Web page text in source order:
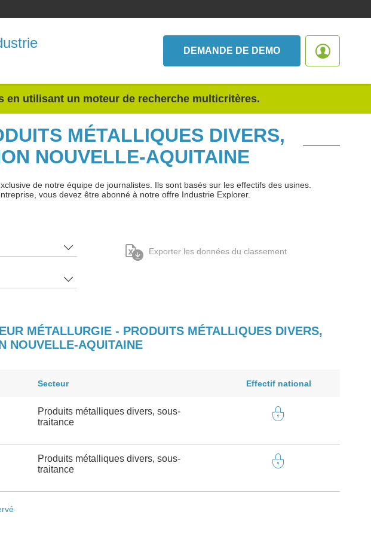
DEMANDE DE DEMO
en utilisant un moteur de recherche multicritères.
MÉTALLIQUES DIVERS,
NOUVELLE-AQUITAINE
de notre équipe de journalistes. Ils sont basés sur les effectifs des usines.
vous devez être abonné à notre offre Industrie Explorer.
Exporter les données du classement
MÉTALLURGIE - PRODUITS MÉTALLIQUES DIVERS,
NOUVELLE-AQUITAINE
Secteur Effectif national
Produits métalliques divers, sous-
traitance
Produits métalliques divers, sous-
traitance